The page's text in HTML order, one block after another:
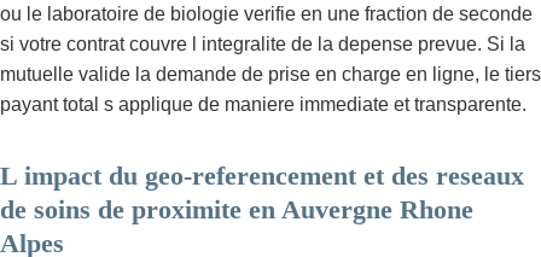
ou le laboratoire de biologie verifie en une fraction de seconde
si votre contrat couvre l integralite de la depense prevue. Si la
mutuelle valide la demande de prise en charge en ligne, le tiers
payant total s applique de maniere immediate et transparente.
L impact du geo-referencement et des reseaux
de soins de proximite en Auvergne Rhone
Alpes